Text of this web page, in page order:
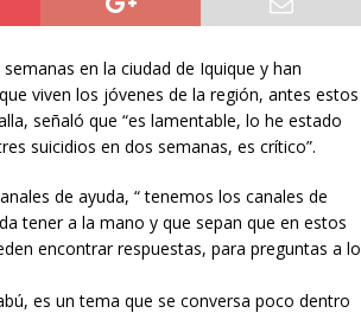
en la ciudad de Iquique y han
viven los jóvenes de la región, antes estos
señaló que “es lamentable, lo he estado
suicidios en dos semanas, es crítico”.
de ayuda, “ tenemos los canales de
tener a la mano y que sepan que en estos
encontrar respuestas, para preguntas a lo
es un tema que se conversa poco dentro